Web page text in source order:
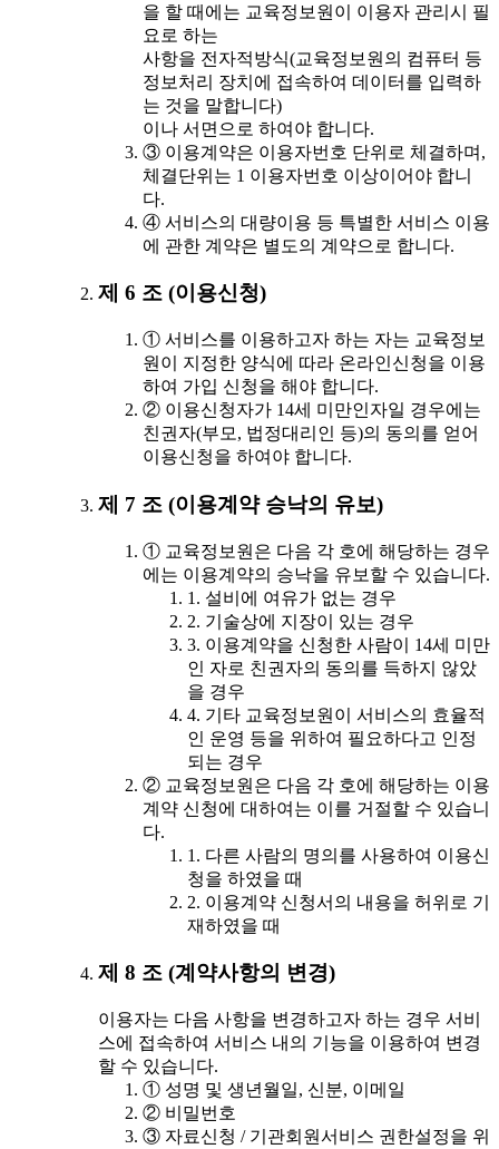
을 할 때에는 교육정보원이 이용자 관리시 필
요로 하는
사항을 전자적방식(교육정보원의 컴퓨터 등
정보처리 장치에 접속하여 데이터를 입력하
는 것을 말합니다)
이나 서면으로 하여야 합니다.
③ 이용계약은 이용자번호 단위로 체결하며,
체결단위는 1 이용자번호 이상이어야 합니
다.
④ 서비스의 대량이용 등 특별한 서비스 이용
에 관한 계약은 별도의 계약으로 합니다.
제 6 조 (이용신청)
① 서비스를 이용하고자 하는 자는 교육정보
원이 지정한 양식에 따라 온라인신청을 이용
하여 가입 신청을 해야 합니다.
② 이용신청자가 14세 미만인자일 경우에는
친권자(부모, 법정대리인 등)의 동의를 얻어
이용신청을 하여야 합니다.
제 7 조 (이용계약 승낙의 유보)
① 교육정보원은 다음 각 호에 해당하는 경우
에는 이용계약의 승낙을 유보할 수 있습니다.
1. 설비에 여유가 없는 경우
2. 기술상에 지장이 있는 경우
3. 이용계약을 신청한 사람이 14세 미만
인 자로 친권자의 동의를 득하지 않았
을 경우
4. 기타 교육정보원이 서비스의 효율적
인 운영 등을 위하여 필요하다고 인정
되는 경우
② 교육정보원은 다음 각 호에 해당하는 이용
계약 신청에 대하여는 이를 거절할 수 있습니
다.
1. 다른 사람의 명의를 사용하여 이용신
청을 하였을 때
2. 이용계약 신청서의 내용을 허위로 기
재하였을 때
제 8 조 (계약사항의 변경)
이용자는 다음 사항을 변경하고자 하는 경우 서비
스에 접속하여 서비스 내의 기능을 이용하여 변경
할 수 있습니다.
① 성명 및 생년월일, 신분, 이메일
② 비밀번호
③ 자료신청 / 기관회원서비스 권한설정을 위